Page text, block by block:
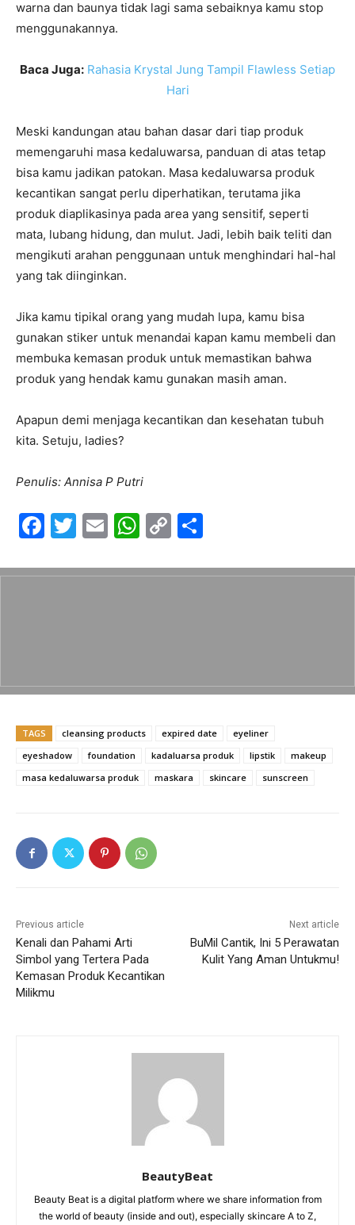
warna dan baunya tidak lagi sama sebaiknya kamu stop
menggunakannya.
Baca Juga: Rahasia Krystal Jung Tampil Flawless Setiap
Hari
Meski kandungan atau bahan dasar dari tiap produk
memengaruhi masa kedaluwarsa, panduan di atas tetap
bisa kamu jadikan patokan. Masa kedaluwarsa produk
kecantikan sangat perlu diperhatikan, terutama jika
produk diaplikasinya pada area yang sensitif, seperti
mata, lubang hidung, dan mulut. Jadi, lebih baik teliti dan
mengikuti arahan penggunaan untuk menghindari hal-hal
yang tak diinginkan.
Jika kamu tipikal orang yang mudah lupa, kamu bisa
gunakan stiker untuk menandai kapan kamu membeli dan
membuka kemasan produk untuk memastikan bahwa
produk yang hendak kamu gunakan masih aman.
Apapun demi menjaga kecantikan dan kesehatan tubuh
kita. Setuju, ladies?
Penulis: Annisa P Putri
F
c
o
k
T
itt
E
ai
W
at
p
C
p
k
ar
TAGS cleansing products expired date
eyeliner
eyeshadow
foundation kadaluarsa produk lipstik
makeup
masa kedaluwarsa produk
maskara skincare sunscreen
Previous article
Kenali dan Pahami Arti
Simbol yang Tertera Pada
Kemasan Produk Kecantikan
Milikmu
Next article
BuMil Cantik, Ini 5 Perawatan
Kulit Yang Aman Untukmu!
BeautyBeat
Beauty Beat is a digital platform where we share information from
the world of beauty (inside and out), especially skincare A to Z,